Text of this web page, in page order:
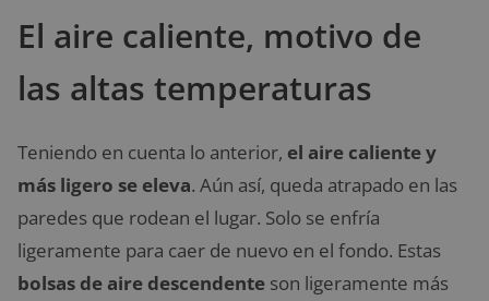
El aire caliente, motivo de
las altas temperaturas
Teniendo en cuenta lo anterior, el aire caliente y
más ligero se eleva. Aún así, queda atrapado en las
paredes que rodean el lugar. Solo se enfría
ligeramente para caer de nuevo en el fondo. Estas
bolsas de aire descendente son ligeramente más